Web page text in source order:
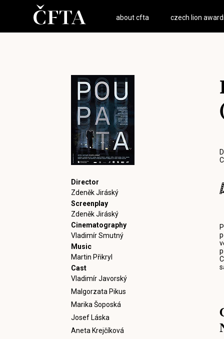
about cfta czech lion
Director
Zdeněk Jiráský
Screenplay
Zdeněk Jiráský
Cinematography
Vladimír Smutný
Music
Martin Přikryl
Cast
Vladimír Javorský
Malgorzata Pikus
Marika Šoposká
Josef Láska
Aneta Krejčíková